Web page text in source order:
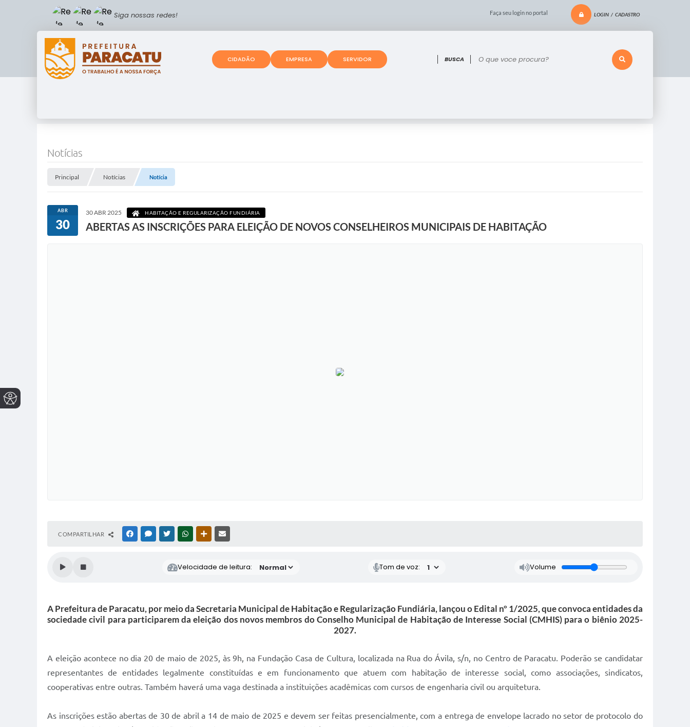
Faça seu login no portal LOGIN / CADASTRO
O que voce procura?
Siga nossas redes!
CIDADÃO EMPRESA SERVIDOR
Notícias
Principal Notícias Notícia
ABR
30
30 ABR 2025 HABITAÇÃO E REGULARIZAÇÃO FUNDIÁRIA
ABERTAS AS INSCRIÇÕES PARA ELEIÇÃO DE NOVOS CONSELHEIROS MUNICIPAIS DE HABITAÇÃO
COMPARTILHAR FACEBOOKMESSENGER
TWITTERWHATSAPPOUTRAS MÍDIAS
Velocidade de leitura: Tom de voz: Volume
A Prefeitura de Paracatu, por meio da Secretaria Municipal de Habitação e Regularização Fundiária, lançou o Edital nº 1/2025, que convoca entidades da
sociedade civil para participarem da eleição dos novos membros do Conselho Municipal de Habitação de Interesse Social (CMHIS) para o biênio 2025-
2027.
A eleição acontece no dia 20 de maio de 2025, às 9h, na Fundação Casa de Cultura, localizada na Rua do Ávila, s/n, no Centro de Paracatu. Poderão se candidatar
representantes de entidades legalmente constituídas e em funcionamento que atuem com habitação de interesse social, como associações, sindicatos,
cooperativas entre outras. Também haverá uma vaga destinada a instituições acadêmicas com cursos de engenharia civil ou arquitetura.
As inscrições estão abertas de 30 de abril a 14 de maio de 2025 e devem ser feitas presencialmente, com a entrega de envelope lacrado no setor de protocolo do